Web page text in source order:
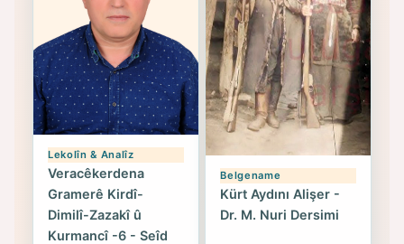
Lekolîn & Analîz
Veracêkerdena
Gramerê Kirdî-
Dimilî-Zazakî û
Kurmancî -6 - Seîd
Belgename
Kürt Aydını Alişer -
Dr. M. Nuri Dersimi